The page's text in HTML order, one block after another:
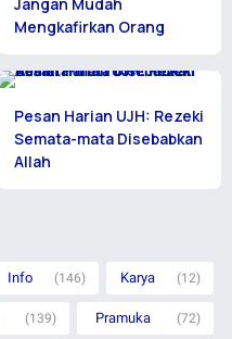
Mengkafirkan Orang
Pesan Harian UJH: Rezeki
Semata-mata Disebabkan
Allah
Info (146) Karya (12)
(139) Pramuka (72)